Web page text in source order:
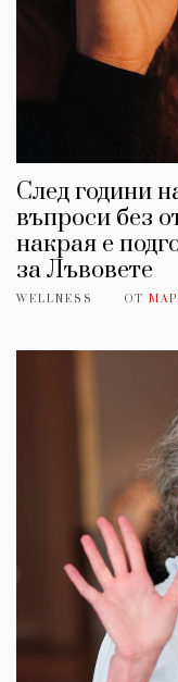
След години
въпроси без
накрая е
за Лъвовете
WELLNESS ОТ